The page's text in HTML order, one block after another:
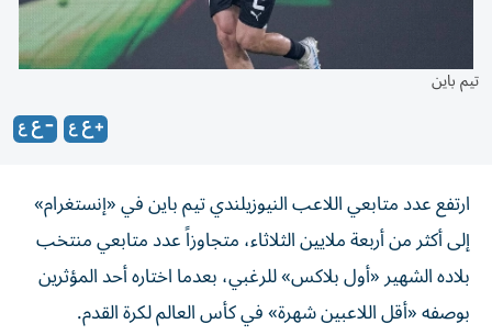
تيم باين
ارتفع عدد متابعي اللاعب النيوزيلندي تيم باين في «إنستغرام»
إلى أكثر من أربعة ملايين الثلاثاء، متجاوزاً عدد متابعي منتخب
بلاده الشهير «أول بلاكس» للرغبي، بعدما اختاره أحد المؤثرين
بوصفه «أقل اللاعبين شهرة» في كأس العالم لكرة القدم.